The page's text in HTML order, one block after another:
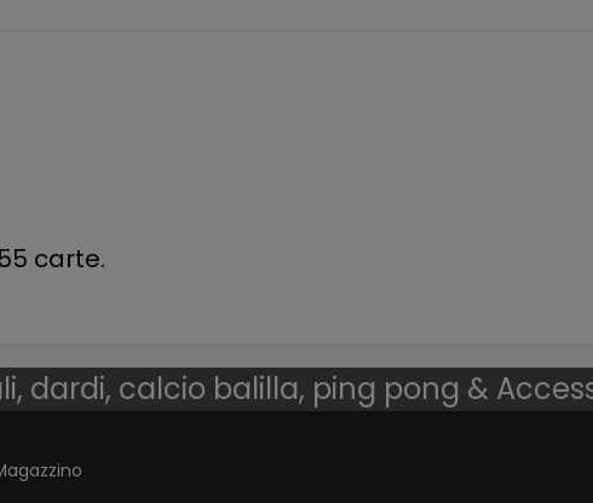
carte.
dardi, calcio balilla, ping pong &